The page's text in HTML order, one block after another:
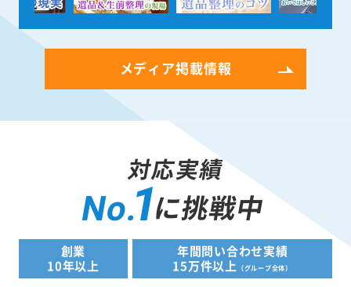
メディア掲載情報
対応実績
No.1に挑戦中
創業
10年以上
年間問い合わせ実績
15万件以上
（グループ全体）